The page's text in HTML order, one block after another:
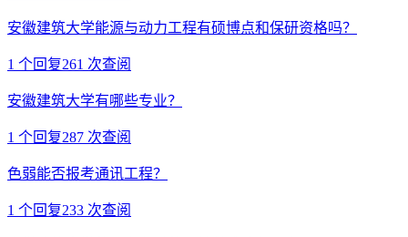
安徽建筑大学能源与动力工程有硕博点和保研资格吗？
1 个回复261 次查阅
安徽建筑大学有哪些专业？
1 个回复287 次查阅
色弱能否报考通讯工程？
1 个回复233 次查阅